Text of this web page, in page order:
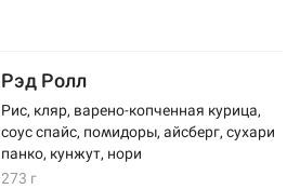
Рэд Ролл
Рис, кляр, варено-копченная курица,
соус спайс, помидоры, айсберг, сухари
панко, кунжут, нори
273 г